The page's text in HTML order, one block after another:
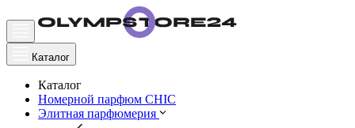
Каталог
Каталог
Номерной парфюм CHIC
Элитная парфюмерия